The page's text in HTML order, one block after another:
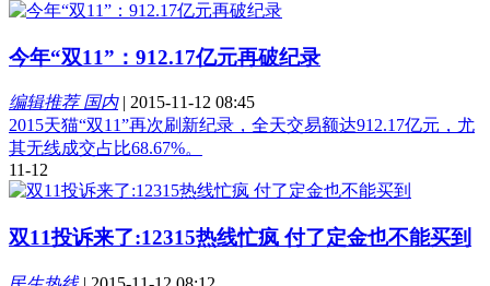
今年“双11”：912.17亿元再破纪录
编辑推荐 国内| 2015-11-12 08:45
2015天猫“双11”再次刷新纪录，全天交易额达912.17亿元，尤
其无线成交占比68.67%。
11-12
双11投诉来了:12315热线忙疯 付了定金也不能买到